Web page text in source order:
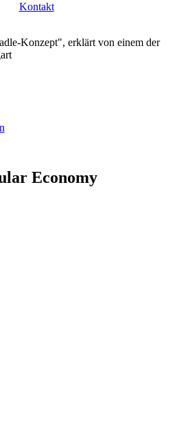
Kontakt
Konzept", erklärt von einem der
Economy